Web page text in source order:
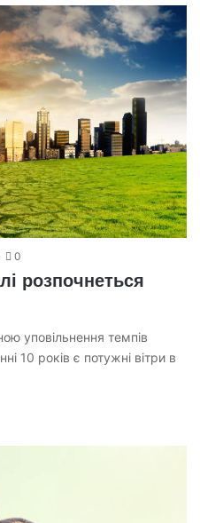
0
розпочнеться
уповільнення темпів
10 років є потужні вітри в